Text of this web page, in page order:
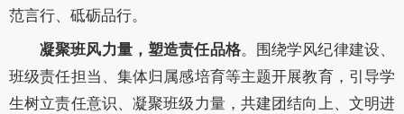
范言行、砥砺品行。
凝聚班风力量，塑造责任品格。围绕学风纪律建设、
班级责任担当、集体归属感培育等主题开展教育，引导学
生树立责任意识、凝聚班级力量，共建团结向上、文明进